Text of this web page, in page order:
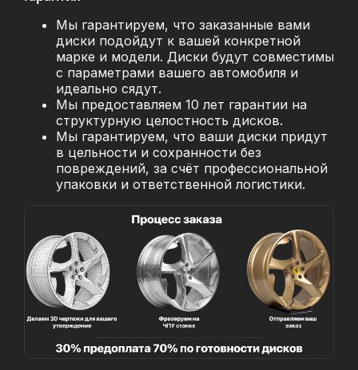
Мы гарантируем, что заказанные вами
диски подойдут к вашей конкретной
марке и модели. Диски будут совместимы
с параметрами вашего автомобиля и
идеально сядут.
Мы предоставляем 10 лет гарантии на
структурную целостность дисков.
Мы гарантируем, что ваши диски придут
в цельности и сохранности без
повреждений, за счёт профессиональной
упаковки и ответственной логистики.